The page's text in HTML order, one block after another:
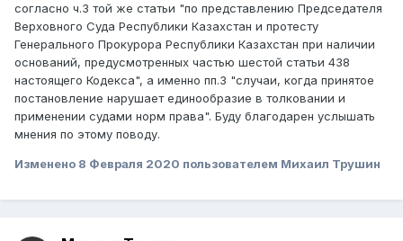
согласно ч.3 той же статьи "по представлению Председателя
Верховного Суда Республики Казахстан и протесту
Генерального Прокурора Республики Казахстан при наличии
оснований, предусмотренных частью шестой статьи 438
настоящего Кодекса", а именно пп.3 "случаи, когда принятое
постановление нарушает единообразие в толковании и
применении судами норм права". Буду благодарен услышать
мнения по этому поводу.
Изменено 8 Февраля 2020 пользователем Михаил Трушин